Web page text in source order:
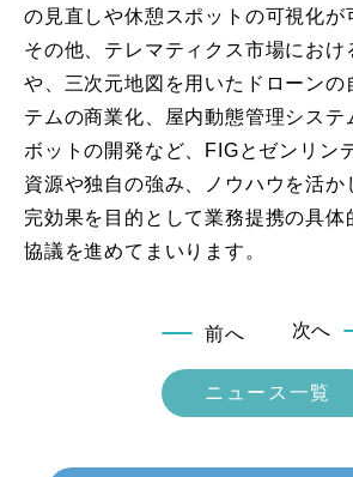
の見直しや休憩スポットの可視化が
その他、テレマティクス市場におけ
や、三次元地図を用いたドローンの
テムの商業化、屋内動態管理システ
ボットの開発など、FIGとゼンリン
資源や独自の強み、ノウハウを活か
完効果を目的として業務提携の具体
協議を進めてまいります。
前へ
ニュース一覧
次へ